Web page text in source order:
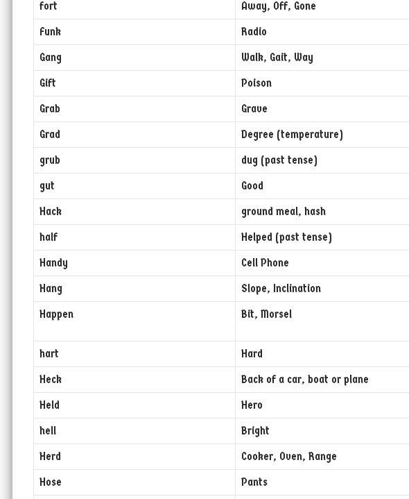
fort
Away, Off, Gone
Funk
Radio
Gang
Walk, Gait, Way
Gift
Poison
Grab
Grave
Grad
Degree (temperature)
grub
dug (past tense)
gut
Good
Hack
ground meal, hash
half
Helped (past tense)
Handy
Cell Phone
Hang
Slope, Inclination
Happen
Bit, Morsel
hart
Hard
Heck
Back of a car, boat or plane
Held
Hero
hell
Bright
Herd
Cooker, Oven, Range
Hose
Pants